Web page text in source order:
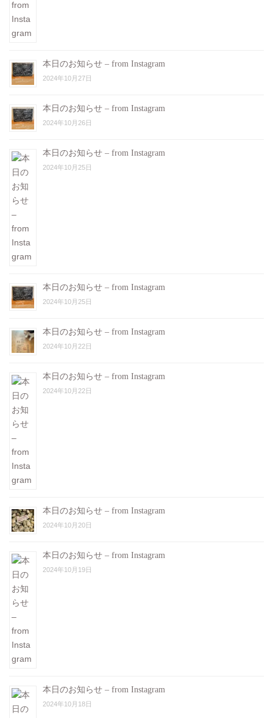
本日のお知らせ – from Instagram
2024年10月27日
本日のお知らせ – from Instagram
2024年10月26日
本日のお知らせ – from Instagram
2024年10月25日
本日のお知らせ – from Instagram
2024年10月25日
本日のお知らせ – from Instagram
2024年10月22日
本日のお知らせ – from Instagram
2024年10月22日
本日のお知らせ – from Instagram
2024年10月20日
本日のお知らせ – from Instagram
2024年10月19日
本日のお知らせ – from Instagram
2024年10月18日